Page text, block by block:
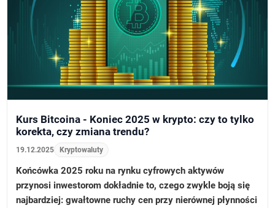
Kurs Bitcoina - Koniec 2025 w krypto: czy to tylko
korekta, czy zmiana trendu?
19.12.2025 Kryptowaluty
Końcówka 2025 roku na rynku cyfrowych aktywów
przynosi inwestorom dokładnie to, czego zwykle boją się
najbardziej: gwałtowne ruchy cen przy nierównej płynności